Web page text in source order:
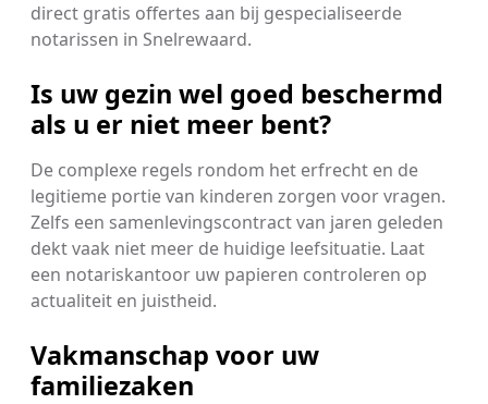
direct gratis offertes aan bij gespecialiseerde
notarissen in Snelrewaard.
Is uw gezin wel goed beschermd
als u er niet meer bent?
De complexe regels rondom het erfrecht en de
legitieme portie van kinderen zorgen voor vragen.
Zelfs een samenlevingscontract van jaren geleden
dekt vaak niet meer de huidige leefsituatie. Laat
een notariskantoor uw papieren controleren op
actualiteit en juistheid.
Vakmanschap voor uw
familiezaken